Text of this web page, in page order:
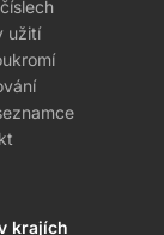
užití
krajích